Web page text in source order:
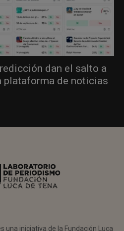
dan el salto a
plataforma de noticias
una iniciativa de la Fundación Luca